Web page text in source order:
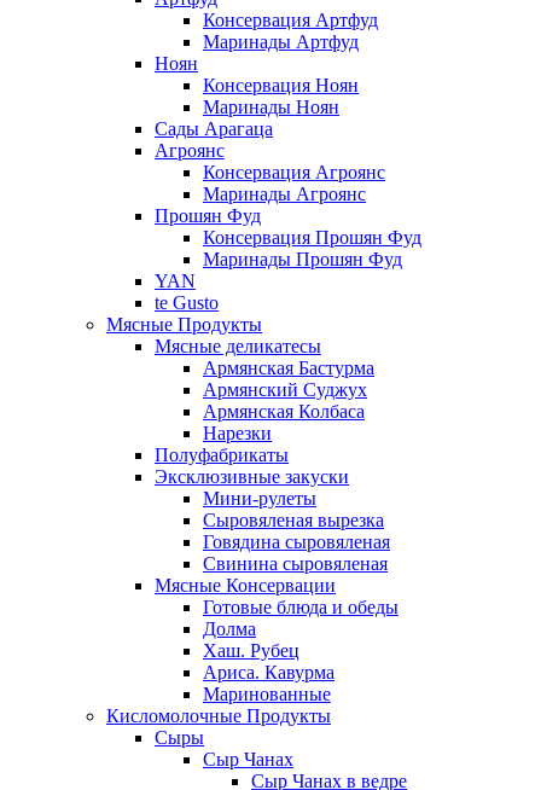
Консервация Артфуд
Маринады Артфуд
Ноян
Консервация Ноян
Маринады Ноян
Сады Арагаца
Агроянс
Консервация Агроянс
Маринады Агроянс
Прошян Фуд
Консервация Прошян Фуд
Маринады Прошян Фуд
YAN
te Gusto
Мясные Продукты
Мясные деликатесы
Армянская Бастурма
Армянский Суджух
Армянская Колбаса
Нарезки
Полуфабрикаты
Эксклюзивные закуски
Мини-рулеты
Сыровяленая вырезка
Говядина сыровяленая
Свинина сыровяленая
Мясные Консервации
Готовые блюда и обеды
Долма
Хаш. Рубец
Ариса. Кавурма
Маринованные
Кисломолочные Продукты
Сыры
Сыр Чанах
Сыр Чанах в ведре